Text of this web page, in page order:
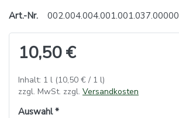
Art.-Nr.
002.004.004.001.001.037.00000
10,50 €
Inhalt: 1 l (10,50 € / 1 l)
zzgl. MwSt. zzgl. Versandkosten
Auswahl